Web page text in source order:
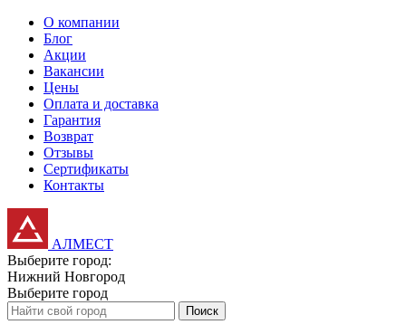
О компании
Блог
Акции
Вакансии
Цены
Оплата и доставка
Гарантия
Возврат
Отзывы
Сертификаты
Контакты
АЛМЕСТ
Выберите город:
Нижний Новгород
Выберите город
Поиск